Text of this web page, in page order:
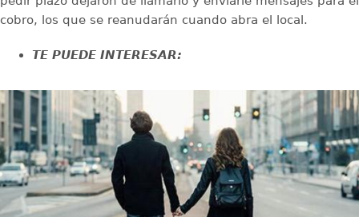
cobro, los que se reanudarán cuando abra el local.
TE PUEDE INTERESAR: